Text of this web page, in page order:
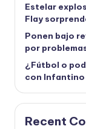
Estelar
Flay
Ponen bajo
por
¿Fútbol o
con Infantino
Recent